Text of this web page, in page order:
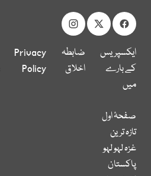
ایکسپریس
کے بارے
میں
ضابطہ
اخلاق
Privacy
Policy
صفحۂ اول
تازہ ترین
غزہ لہو لہو
پاکستان